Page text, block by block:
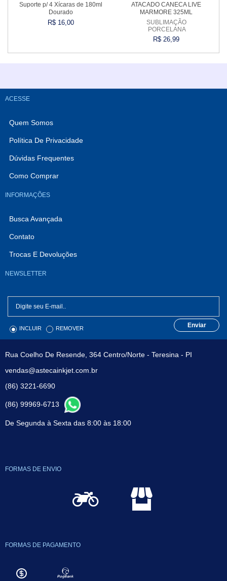
Suporte p/ 4 Xícaras de 180ml
Dourado
R$ 16,00
ATACADO CANECA LIVE
MARMORE 325ML
SUBLIMAÇÃO
PORCELANA
R$ 26,99
ACESSE
Quem Somos
Política De Privacidade
Dúvidas Frequentes
Como Comprar
INFORMAÇÕES
Busca Avançada
Contato
Trocas E Devoluções
NEWSLETTER
INCLUIR REMOVER Enviar
Rua Coelho De Resende, 364 Centro/Norte - Teresina - PI
vendas@astecainkjet.com.br
(86) 3221-6690
(86) 99969-6713
De Segunda à Sexta das 8:00 às 18:00
FORMAS DE ENVIO
FORMAS DE PAGAMENTO